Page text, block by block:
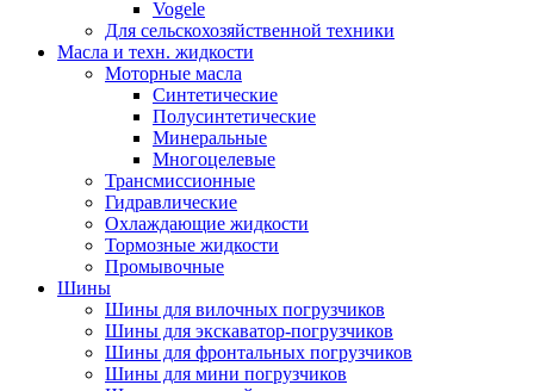
Vogele
Для сельскохозяйственной техники
Масла и техн. жидкости
Моторные масла
Синтетические
Полусинтетические
Минеральные
Многоцелевые
Трансмиссионные
Гидравлические
Охлаждающие жидкости
Тормозные жидкости
Промывочные
Шины
Шины для вилочных погрузчиков
Шины для экскаватор-погрузчиков
Шины для фронтальных погрузчиков
Шины для мини погрузчиков